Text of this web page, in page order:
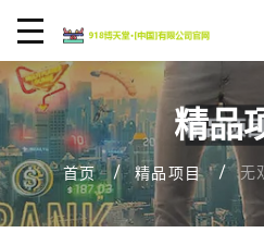
精品
首页 精品项目 无